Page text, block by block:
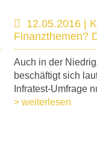
12.05.2016 |
Finanzthemen?
Auch in der
beschäftigt sich
Infratest-Umfrage
> weiterlesen